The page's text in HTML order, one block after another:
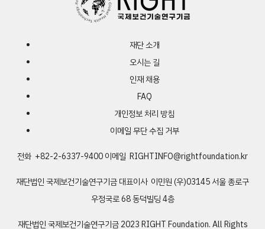
재단 소개
오시는 길
인재 채용
FAQ
개인정보 처리 방침
이메일 무단 수집 거부
전화 +82-2-6337-9400이메일 RIGHTINFO@rightfoundation.kr
재단법인 국제보건기술연구기금대표이사 이민원(우)03145 서울 종로구
우정국로 68 동덕빌딩 4층
재단법인 국제보건기술연구기금2023 RIGHT Foundation. All Rights